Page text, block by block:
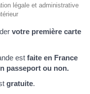
légale et administrative
votre première carte
est faite en France
passeport ou non.
gratuite.